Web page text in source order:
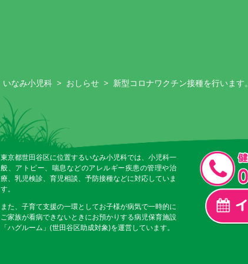
いなみ小児科 > おしらせ > 新型コロナワクチン接種を行います。
東京都世田谷区に位置するいなみ小児科では、小児科一
般、アトピー、喘息などのアレルギー疾患の管理や治
療、乳児検診、育児相談、予防接種などに対応していま
す。
また、子育て支援の一環としてお子様が病気で一時的に
ご家族が看病できないときにお預かりする病児保育施設
「ハグルーム」(世田谷区助成対象)を運営しています。